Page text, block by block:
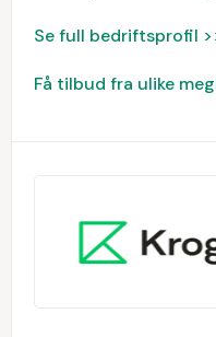
Se full bedriftsprofil
Få tilbud fra ulike